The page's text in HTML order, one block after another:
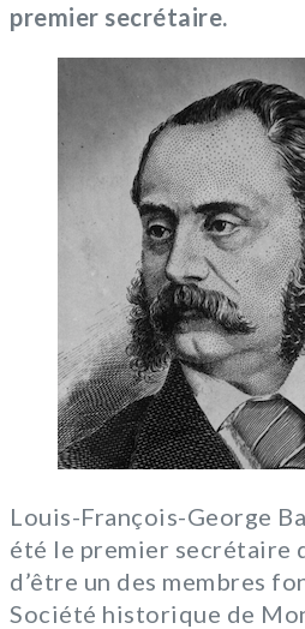
premier secrétaire.
Louis-François-George
été le premier secrétaire
d’être un des membres
Société historique de